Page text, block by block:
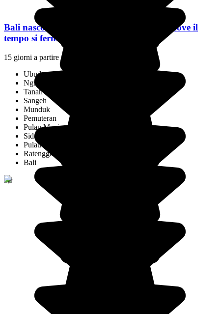
Bali nascosta e Sumba primitiva: viaggio dove il
tempo si ferma
15 giorni a partire da
Ubud
Ngurah Rai International Airport
Tanah Lot
Sangeh
Munduk
Pemuteran
Pulau Menjangan
Sidemen
Pulau Sumba
Ratenggaro
Bali